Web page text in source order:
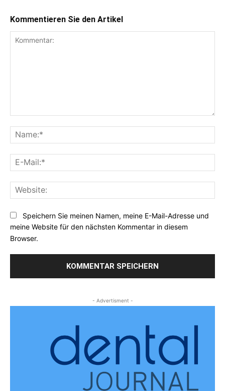
Kommentieren Sie den Artikel
Speichern Sie meinen Namen, meine E-Mail-Adresse und
meine Website für den nächsten Kommentar in diesem
Browser.
- Advertisment -